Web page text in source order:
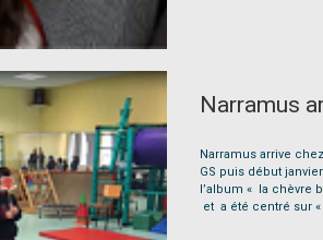
Narramus
Narramus arrive
GS puis début
l’album « la chèvre
et a été centré sur